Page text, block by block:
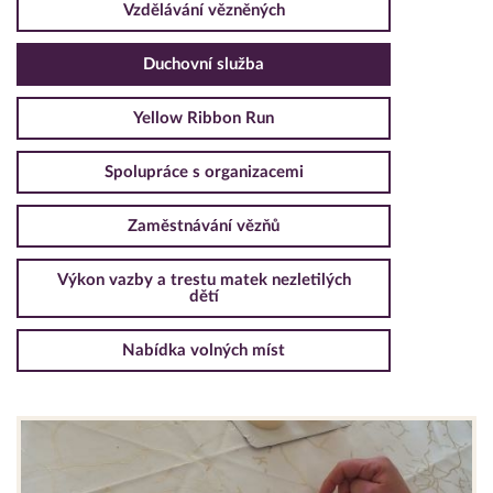
Vzdělávání vězněných
Duchovní služba
Yellow Ribbon Run
Spolupráce s organizacemi
Zaměstnávání vězňů
Výkon vazby a trestu matek nezletilých
dětí
Nabídka volných míst